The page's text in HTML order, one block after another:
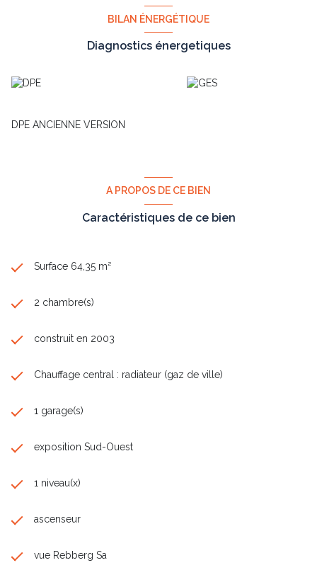
nuit est composée de deux chambres 12.40 et 10.75 m2 très
douche et lavabo.
BILAN ÉNERGÉTIQUE
Diagnostics énergetiques
DPE ANCIENNE VERSION
A PROPOS DE CE BIEN
Caractéristiques de ce bien
Surface 64,35 m²
2 chambre(s)
construit en 2003
Chauffage central : radiateur (gaz de ville)
1 garage(s)
exposition Sud-Ouest
1 niveau(x)
ascenseur
vue Rebberg Sa